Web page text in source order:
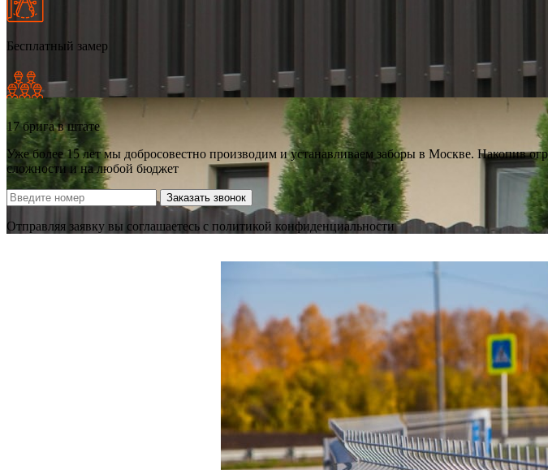
Бесплатный замер
17 брига в штате
Уже более 15 лет мы добросовестно производим и устанавливаем заборы в Москве. Накопив
сложности и на любой бюджет
Заказать звонок
Отправляя заявку вы соглашаетесь с политикой конфиденциальности